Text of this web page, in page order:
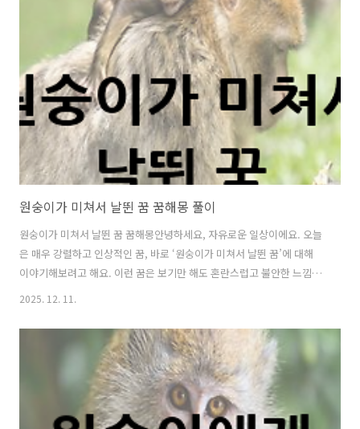
에서 가벼운 유혹이나 분란을 경계해야 한다는 신호예요. 특히 적극적으
로 행동하는 원숭이는 변화의 필요성을 암시해요.칼로 목을 베는 행위 의
미칼은 단호한 결단과 단절을 뜻해요. 목을 베는 것은 뿌리부터 끊어내는
강한 결심을 나타내죠. 이 꿈은 얽힌 관계나 나쁜 습관을 과감히 정리하
고 싶은 무의식..
원숭이가 미쳐서 날뛴 꿈 꿈해몽 풀이
원숭이가 미쳐서 날뛴 꿈 꿈해몽안녕하세요, 자유로운 일상이에요. 오늘
은 매우 강렬하고 인상적인 꿈, 바로 ‘원숭이가 미쳐서 날뛴 꿈’에 대해
이야기해보려고 해요. 이런 꿈은 보기만 해도 혼란스럽고 불안한 느낌을
주죠. 하지만 꿈속에서의 혼란은 단순한 공포가 아니라, 현재 마음속의
꿈이 전하는 깊은 의미를 하나씩 살펴볼까요? 원숭이의 상징적 의미꿈속
의 원숭이는 재치, 모방, 지능, 그리고 본능을 상징해요. 때로는 교활함이
나 이기심, 욕망의 표상으로 나타나기도 하죠. 원숭이가 평소에는 유쾌하
고 장난스러운 이미지를 가지고 있지만, 꿈에서 미쳐 날뛰는 모습은 그
특성이 ‘통제되지 않을 때의 혼란’을 의미해요. 즉, 감정적으로 조절되지
2025. 12. 11.